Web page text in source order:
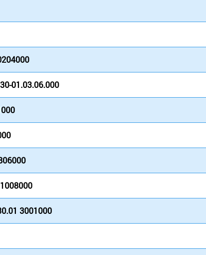
01.03.06.000
3001000